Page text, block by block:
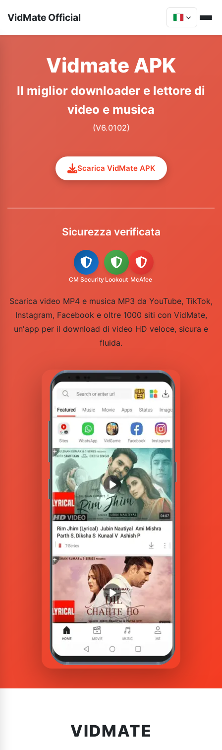
VidMate Official
Vidmate APK
Il miglior downloader e lettore di
video e musica
(V6.0102)
Scarica VidMate APK
Sicurezza verificata
CM Security Lookout McAfee
Scarica video MP4 e musica MP3 da YouTube, TikTok,
Instagram, Facebook e oltre 1000 siti con VidMate,
un'app per il download di video HD veloce, sicura e
fluida.
VIDMATE